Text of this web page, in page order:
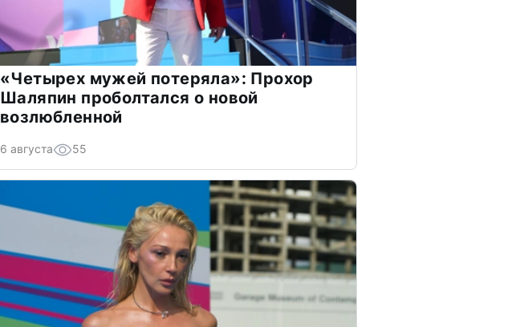
«Четырех мужей потеряла»: Прохор
Шаляпин проболтался о новой
возлюбленной
6 августа 55